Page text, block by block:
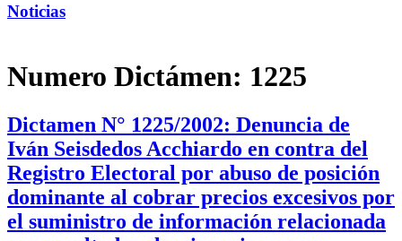
Noticias
Numero Dictámen: 1225
Dictamen N° 1225/2002: Denuncia de
Iván Seisdedos Acchiardo en contra del
Registro Electoral por abuso de posición
dominante al cobrar precios excesivos por
el suministro de información relacionada